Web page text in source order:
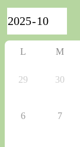
L M
29 30
6 7